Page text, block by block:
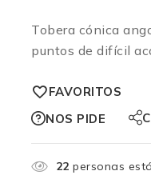
Tobera cónica
puntos de difícil
FAVORITOS
NOS PIDE
22 personas